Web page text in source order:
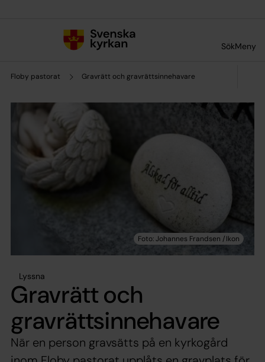
SökMeny
Floby pastorat Gravrätt och gravrättsinnehavare
Lyssna
Gravrätt och
gravrättsinnehavare
När en person gravsätts på en kyrkogård